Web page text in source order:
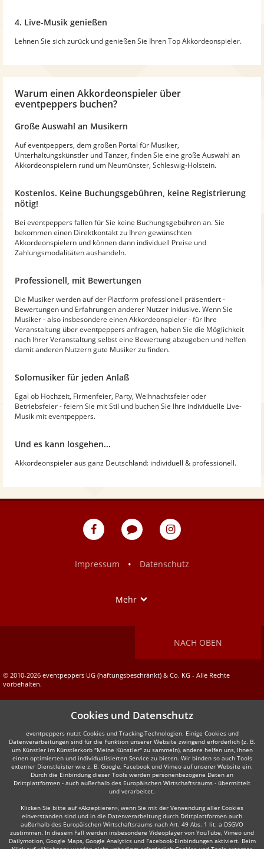
4. Live-Musik genießen
Lehnen Sie sich zurück und genießen Sie Ihren Top Akkordeonspieler.
Warum einen Akkordeonspieler über
eventpeppers buchen?
Große Auswahl an Musikern
Auf eventpeppers, dem großen Portal für Musiker,
Unterhaltungskünstler und Tänzer, finden Sie eine große Auswahl an
Akkordeonspielern rund um Neumünster, Schleswig-Holstein.
Kostenlos. Keine Buchungsgebühren, keine Registrierung
nötig!
Bei eventpeppers fallen für Sie keine Buchungsgebühren an. Sie
bekommen einen Direktkontakt zu Ihren gewünschten
Akkordeonspielern und können dann individuell Preise und
Zahlungsmodalitäten aushandeln.
Professionell, mit Bewertungen
Die Musiker werden auf der Plattform professionell präsentiert -
Bewertungen und Erfahrungen anderer Nutzer inklusive. Wenn Sie
Musiker - also insbesondere einen Akkordeonspieler - für Ihre
Veranstaltung über eventpeppers anfragen, haben Sie die Möglichkeit
nach Ihrer Veranstaltung selbst eine Bewertung abzugeben und helfen
damit anderen Nutzern gute Musiker zu finden.
Solomusiker für jeden Anlaß
Egal ob Hochzeit, Firmenfeier, Party, Weihnachtsfeier oder
Betriebsfeier - feiern Sie mit Stil und buchen Sie Ihre individuelle Live-
Musik mit eventpeppers.
Und es kann losgehen...
Akkordeonspieler aus ganz Deutschland: individuell & professionell.
eventpeppers
Blog
eventpeppers
Impressum
• Datenschutz
Mehr
NACH OBEN
© 2010-2026 eventpeppers UG (haftungsbeschränkt) & Co. KG - Alle Rechte
vorbehalten.
Cookies und Datenschutz
eventpeppers nutzt Cookies und Tracking-Technologien. Einige Cookies und
Datenverarbeitungen sind für die Funktion unserer Website zwingend erforderlich (z. B.
um Künstler im Künstlerkorb "Meine Künstler" zu sammeln), andere helfen uns, Ihnen
einen optimierten und individualisierten Service zu bieten. Wir binden so auch Tools
externer Dienstleister wie z. B. Google, Facebook und Vimeo auf unserer Website ein.
Durch die Einbindung dieser Tools werden personenbezogene Daten an
Drittplattformen - auch außerhalb des Europäischen Wirtschaftsraums - übermittelt
und verarbeitet.
Klicken Sie bitte auf «Akzeptieren», wenn Sie mit der Verwendung aller Cookies
einverstanden sind und in die Datenverarbeitung durch Drittplattformen auch
außerhalb des Europäischen Wirtschaftsraums nach Art. 49 Abs. 1 lit. a DSGVO
zustimmen. In diesem Fall werden insbesondere Videoplayer von YouTube, Vimeo und
Dailymotion, Google Maps, Google Analytics und Facebook-Einbindungen aktiviert. Beim